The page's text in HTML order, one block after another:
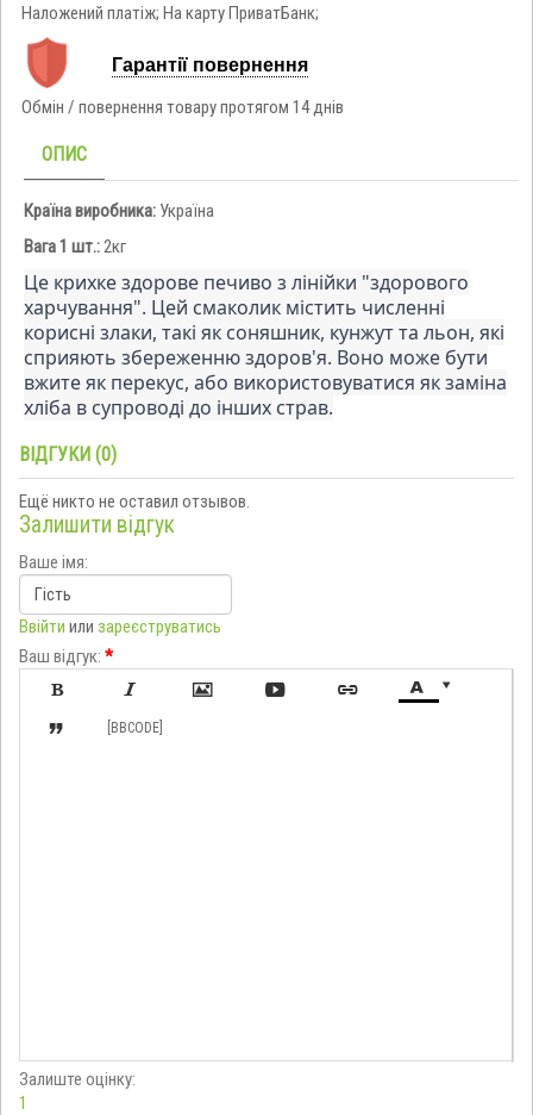
Наложений платіж; На карту ПриватБанк;
Гарантії повернення
Обмін / повернення товару протягом 14 днів
ОПИС
Країна виробника: Україна
Вага 1 шт.: 2кг
Це крихке здорове печиво з лінійки "здорового
харчування". Цей смаколик містить численні
корисні злаки, такі як соняшник, кунжут та льон, які
сприяють збереженню здоров'я. Воно може бути
вжите як перекус, або використовуватися як заміна
хліба в супроводі до інших страв.
ВІДГУКИ (0)
Ещё никто не оставил отзывов.
Залишити відгук
Ваше імя:
Ввійти или зареєструватись
Ваш відгук: *

     
 [BBCODE]
Залиште оцінку:
1